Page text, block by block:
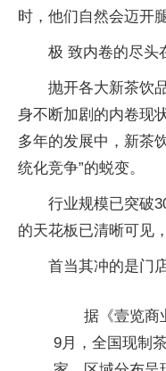
时，他们自然会迈开
极 致内卷的尽头
抛开各大新茶饮
身不断加剧的内卷现
多年的发展中，新茶
统化竞争”的蜕变。
行业规模已突破
的天花板已清晰可见
首当其冲的是门
据《壹览商
9月，全国现制